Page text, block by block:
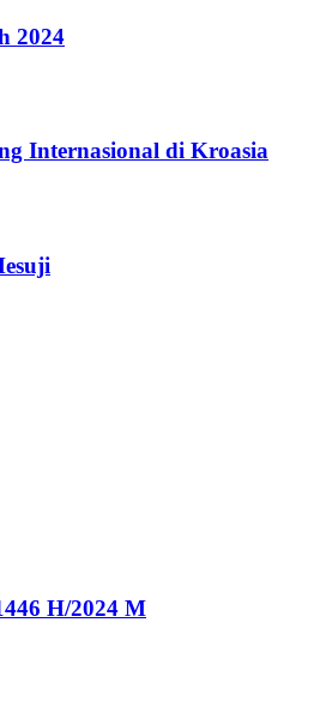
2024
Internasional di Kroasia
H/2024 M